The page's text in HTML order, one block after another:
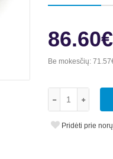
86.60€
Be mokesčių:
Pridėti prie